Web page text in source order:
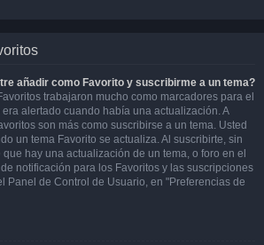
añadir como Favorito y suscribirme a un tema?
trabajaron mucho como marcadores para el
alertado cuando había una actualización. A
son más como suscribirse a un tema. Usted
un tema Favorito se actualiza. Al suscribirte, sin
hay una actualización de un tema, o foro en el
notificación para los Favoritos y las suscripciones
Panel de Control de Usuario, en "Preferencias de